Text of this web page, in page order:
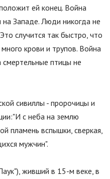
ей конец. Война
на Западе. Люди никогда не
случится так быстро, что
крови и трупов. Война
смертельные птицы не
сивиллы - пророчицы и
"И с неба на землю
пламень вспышки, сверкая,
мужчин".
"), живший в 15-м веке, в